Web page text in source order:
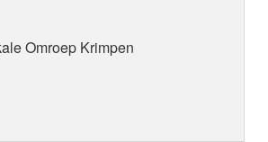
Omroep Krimpen